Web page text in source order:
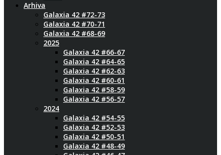
Arhiva
Galaxia 42 #72-73
Galaxia 42 #70-71
Galaxia 42 #68-69
2025
Galaxia 42 #66-67
Galaxia 42 #64-65
Galaxia 42 #62-63
Galaxia 42 #60-61
Galaxia 42 #58-59
Galaxia 42 #56-57
2024
Galaxia 42 #54-55
Galaxia 42 #52-53
Galaxia 42 #50-51
Galaxia 42 #48-49